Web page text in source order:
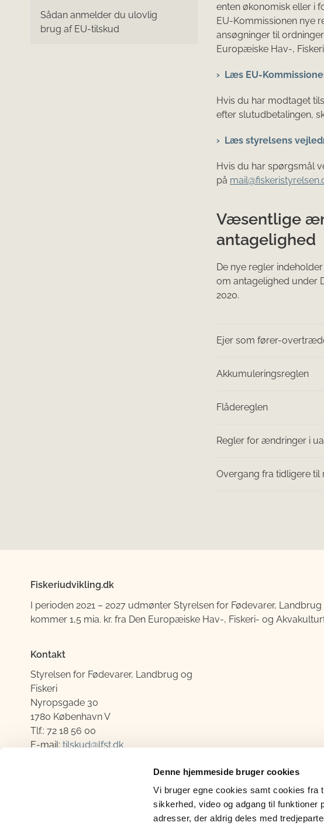
Denne hjemmeside bruger cookies
Vi bruger egne cookies samt cookies fra
sikkerhed, video og adgang til
adresser, der aldrig deles med
Sådan anmelder du ulovlig
brug af EU-tilskud
enten økonomisk eller i
EU-Kommissionen nye
ansøgninger til
Europæiske Hav-,
Læs EU-
Hvis du har modtaget
efter slutudbetalingen,
Læs styrelsens
Hvis du har spørgsmål
på
Væsentlige
antagelighed
De nye regler
om antagelighed under
2020.
Ejer som fører-
Akkumuleringsreglen
Flådereglen
Regler for ændringer i
Overgang fra tidligere til
Fiskeriudvikling.dk
I perioden 2021 – 2027 udmønter Styrelsen for Fødevarer, Landbrug
kommer 1,5 mia. kr. fra Den Europæiske Hav-, Fiskeri- og
Kontakt
Styrelsen for Fødevarer, Landbrug og
Fiskeri
Nyropsgade 30
1780 København V
Tlf.: 72 18 56 00
E-mail:tilskud@lfst.dk